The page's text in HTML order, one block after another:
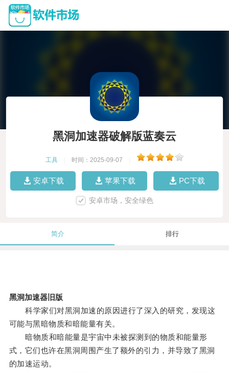
黑洞加速器破解版蓝奏云
工具 时间：2025-09-07
安卓下载 苹果下载 PC下载
安卓市场，安全绿色
简介 排行
黑洞加速器旧版
科学家们对黑洞加速的原因进行了深入的研究，发现这
可能与黑暗物质和暗能量有关。
暗物质和暗能量是宇宙中未被探测到的物质和能量形
式，它们也许在黑洞周围产生了额外的引力，并导致了黑洞
的加速运动。